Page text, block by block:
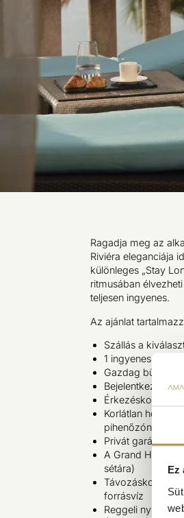
Ez
Ragadja meg az
Riviéra eleganciája
különleges „Stay
ritmusában
teljesen ingyenes.
Az ajánlat
Szállás a
1 ingyenes éjszaka
Gazdag
Bejelentkezés
Érkezéskor 1
Korlátlan
pihenőzónákat,
Privát garázs
A Grand Hotel 4
sétára)
Távozáskor
forrásvíz
Reggeli nyújtó